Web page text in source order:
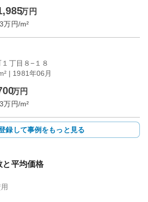
万円
万円/m²
丁目８−１８
| 1981年06月
万円
万円/m²
録して事例をもっと見る
と平均価格